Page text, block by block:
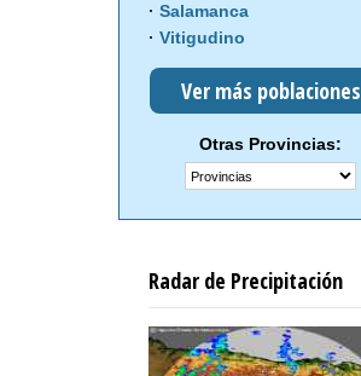
Salamanca
Vitigudino
Ver más poblaciones
Otras Provincias:
Radar de Precipitación